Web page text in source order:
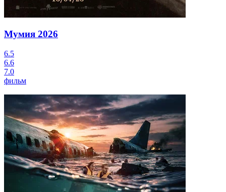
Мумия 2026
6.5
6.6
7.0
фильм